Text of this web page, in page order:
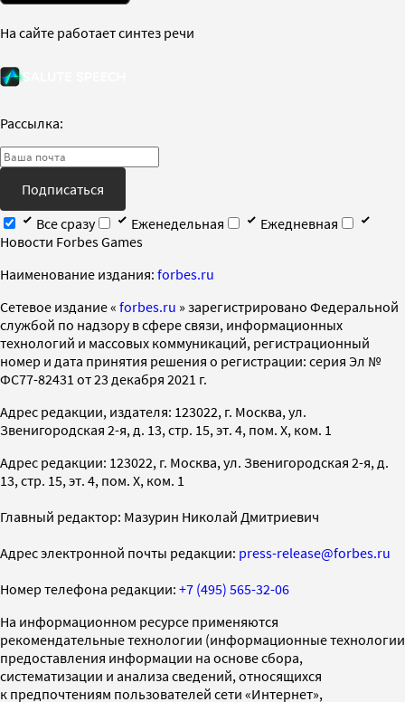
На сайте работает синтез речи
Рассылка:
Подписаться
Все сразу
Еженедельная
Ежедневная
Новости Forbes Games
Наименование издания: forbes.ru
Cетевое издание « forbes.ru » зарегистрировано Федеральной
службой по надзору в сфере связи, информационных
технологий и массовых коммуникаций, регистрационный
номер и дата принятия решения о регистрации: серия Эл №
ФС77-82431 от 23 декабря 2021 г.
Адрес редакции, издателя: 123022, г. Москва, ул.
Звенигородская 2-я, д. 13, стр. 15, эт. 4, пом. X, ком. 1
Адрес редакции: 123022, г. Москва, ул. Звенигородская 2-я, д.
13, стр. 15, эт. 4, пом. X, ком. 1
Главный редактор: Мазурин Николай Дмитриевич
Адрес электронной почты редакции: press-release@forbes.ru
Номер телефона редакции: +7 (495) 565-32-06
На информационном ресурсе применяются
рекомендательные технологии (информационные технологии
предоставления информации на основе сбора,
систематизации и анализа сведений, относящихся
к предпочтениям пользователей сети «Интернет»,